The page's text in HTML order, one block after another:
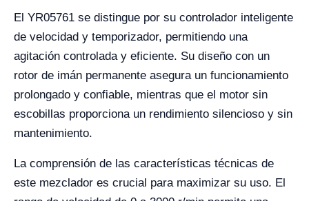
El YR05761 se distingue por su controlador inteligente
de velocidad y temporizador, permitiendo una
agitación controlada y eficiente. Su diseño con un
rotor de imán permanente asegura un funcionamiento
prolongado y confiable, mientras que el motor sin
escobillas proporciona un rendimiento silencioso y sin
mantenimiento.
La comprensión de las características técnicas de
este mezclador es crucial para maximizar su uso. El